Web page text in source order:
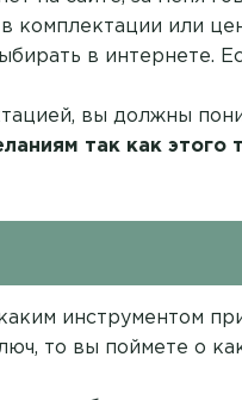
комплектации или
в интернете.
вы должны
так как этого
инструментом
то вы поймете о